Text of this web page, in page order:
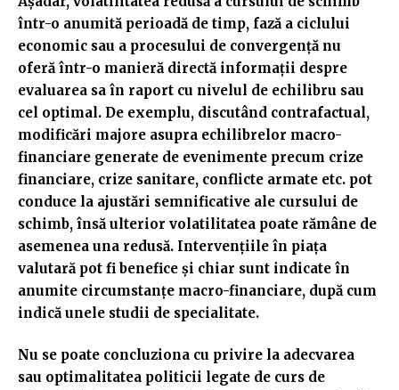
într-o anumită perioadă de timp, fază a ciclului
economic sau a procesului de convergență nu
oferă într-o manieră directă informații despre
evaluarea sa în raport cu nivelul de echilibru sau
cel optimal. De exemplu, discutând contrafactual,
modificări majore asupra echilibrelor macro-
financiare generate de evenimente precum crize
financiare, crize sanitare, conflicte armate etc. pot
conduce la ajustări semnificative ale cursului de
schimb, însă ulterior volatilitatea poate rămâne de
asemenea una redusă. Intervențiile în piața
valutară pot fi benefice și chiar sunt indicate în
anumite circumstanțe macro-financiare, după cum
indică unele studii de specialitate.
Nu se poate concluziona cu privire la adecvarea
sau optimalitatea politicii legate de curs de